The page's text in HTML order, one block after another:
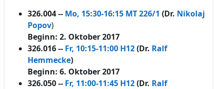
326.004-- Mo, 15:30-16:15 MT 226/1 (Dr. Nikolaj
Popov)
Beginn: 2. Oktober 2017
326.016 -- Fr, 10:15-11:00 H12(Dr. Ralf
Hemmecke)
Beginn: 6. Oktober 2017
326.050-- Fr, 11:00-11:45 H12(Dr. Ralf